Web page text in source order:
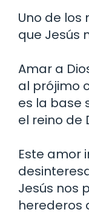
Uno de
que Jesús
Amar a
al prójimo
es la base
el reino de
Este amor
Jesús nos
herederos